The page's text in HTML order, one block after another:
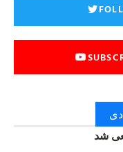
شد